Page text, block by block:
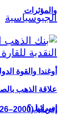
أوغندا والقوة
إسرائيل؟
والمؤثرات
علاقة الذهب
إفريقيا (2000–2026)